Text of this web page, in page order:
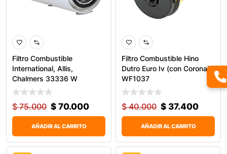
Filtro Combustible
International, Allis,
Chalmers 33336 W
$75.000 $ 70.000
AÑADIR AL CARRITO
Filtro Combustible Hino
Dutro Euro Iv (con Corona)
WF1037
$40.000 $ 37.400
AÑADIR AL CARRITO